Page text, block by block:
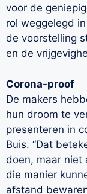
voor de
rol weggelegd
de voorstelling
en de
Corona-proof
De makers
hun droom te
presenteren in
Buis. “Dat
doen, maar niet
die manier
afstand